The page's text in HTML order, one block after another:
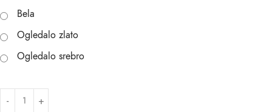
Bela
Ogledalo zlato
Ogledalo srebro